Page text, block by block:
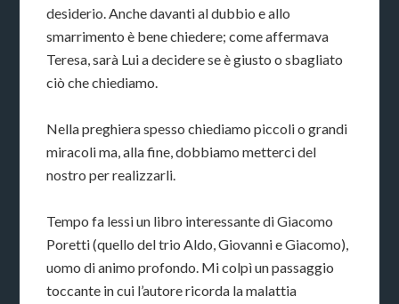
desiderio. Anche davanti al dubbio e allo
smarrimento è bene chiedere; come affermava
Teresa, sarà Lui a decidere se è giusto o sbagliato
ciò che chiediamo.
Nella preghiera spesso chiediamo piccoli o grandi
miracoli ma, alla fine, dobbiamo metterci del
nostro per realizzarli.
Tempo fa lessi un libro interessante di Giacomo
Poretti (quello del trio Aldo, Giovanni e Giacomo),
uomo di animo profondo. Mi colpì un passaggio
toccante in cui l’autore ricorda la malattia